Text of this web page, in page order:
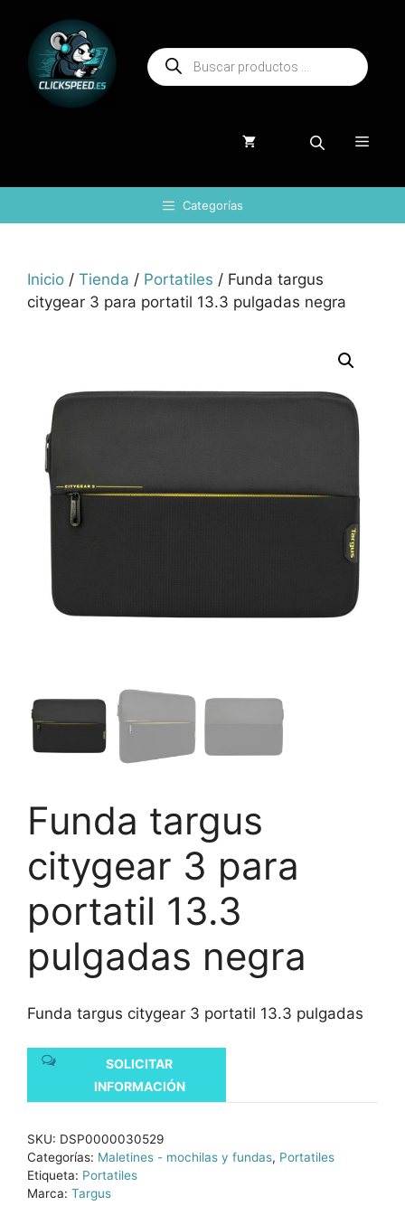
contenido
Búsqueda
de
productos
Menú
Categorías
Inicio / Tienda / Portatiles / Funda targus
citygear 3 para portatil 13.3 pulgadas negra
Funda targus
citygear 3 para
portatil 13.3
pulgadas negra
Funda targus citygear 3 portatil 13.3 pulgadas
SOLICITAR
INFORMACIÓN
SKU: DSP0000030529
Categorías: Maletines - mochilas y fundas, Portatiles
Etiqueta: Portatiles
Marca: Targus